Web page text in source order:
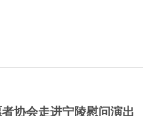
省内知名音乐、美术、书法、
协会走进宁陵慰问演出